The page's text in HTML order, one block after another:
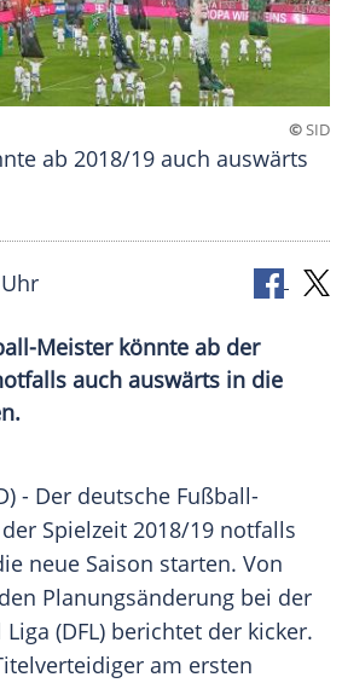
©SID
ab 2018/19 auch auswärts
Meister könnte ab der
auch auswärts in die
- Der deutsche Fußball-
Spielzeit 2018/19 notfalls
neue Saison starten. Von
Planungsänderung bei der
Liga (DFL) berichtet der kicker.
am ersten